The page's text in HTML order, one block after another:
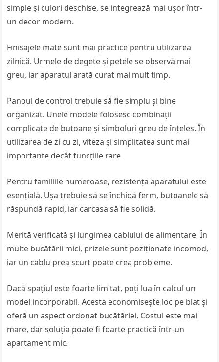
simple și culori deschise, se integrează mai ușor într-
un decor modern.
Finisajele mate sunt mai practice pentru utilizarea
zilnică. Urmele de degete și petele se observă mai
greu, iar aparatul arată curat mai mult timp.
Panoul de control trebuie să fie simplu și bine
organizat. Unele modele folosesc combinații
complicate de butoane și simboluri greu de înțeles. În
utilizarea de zi cu zi, viteza și simplitatea sunt mai
importante decât funcțiile rare.
Pentru familiile numeroase, rezistența aparatului este
esențială. Ușa trebuie să se închidă ferm, butoanele să
răspundă rapid, iar carcasa să fie solidă.
Merită verificată și lungimea cablului de alimentare. În
multe bucătării mici, prizele sunt poziționate incomod,
iar un cablu prea scurt poate crea probleme.
Dacă spațiul este foarte limitat, poți lua în calcul un
model incorporabil. Acesta economisește loc pe blat și
oferă un aspect ordonat bucătăriei. Costul este mai
mare, dar soluția poate fi foarte practică într-un
apartament mic.